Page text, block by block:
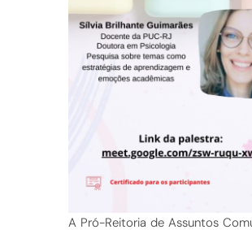
A Pró-Reitoria de Assuntos